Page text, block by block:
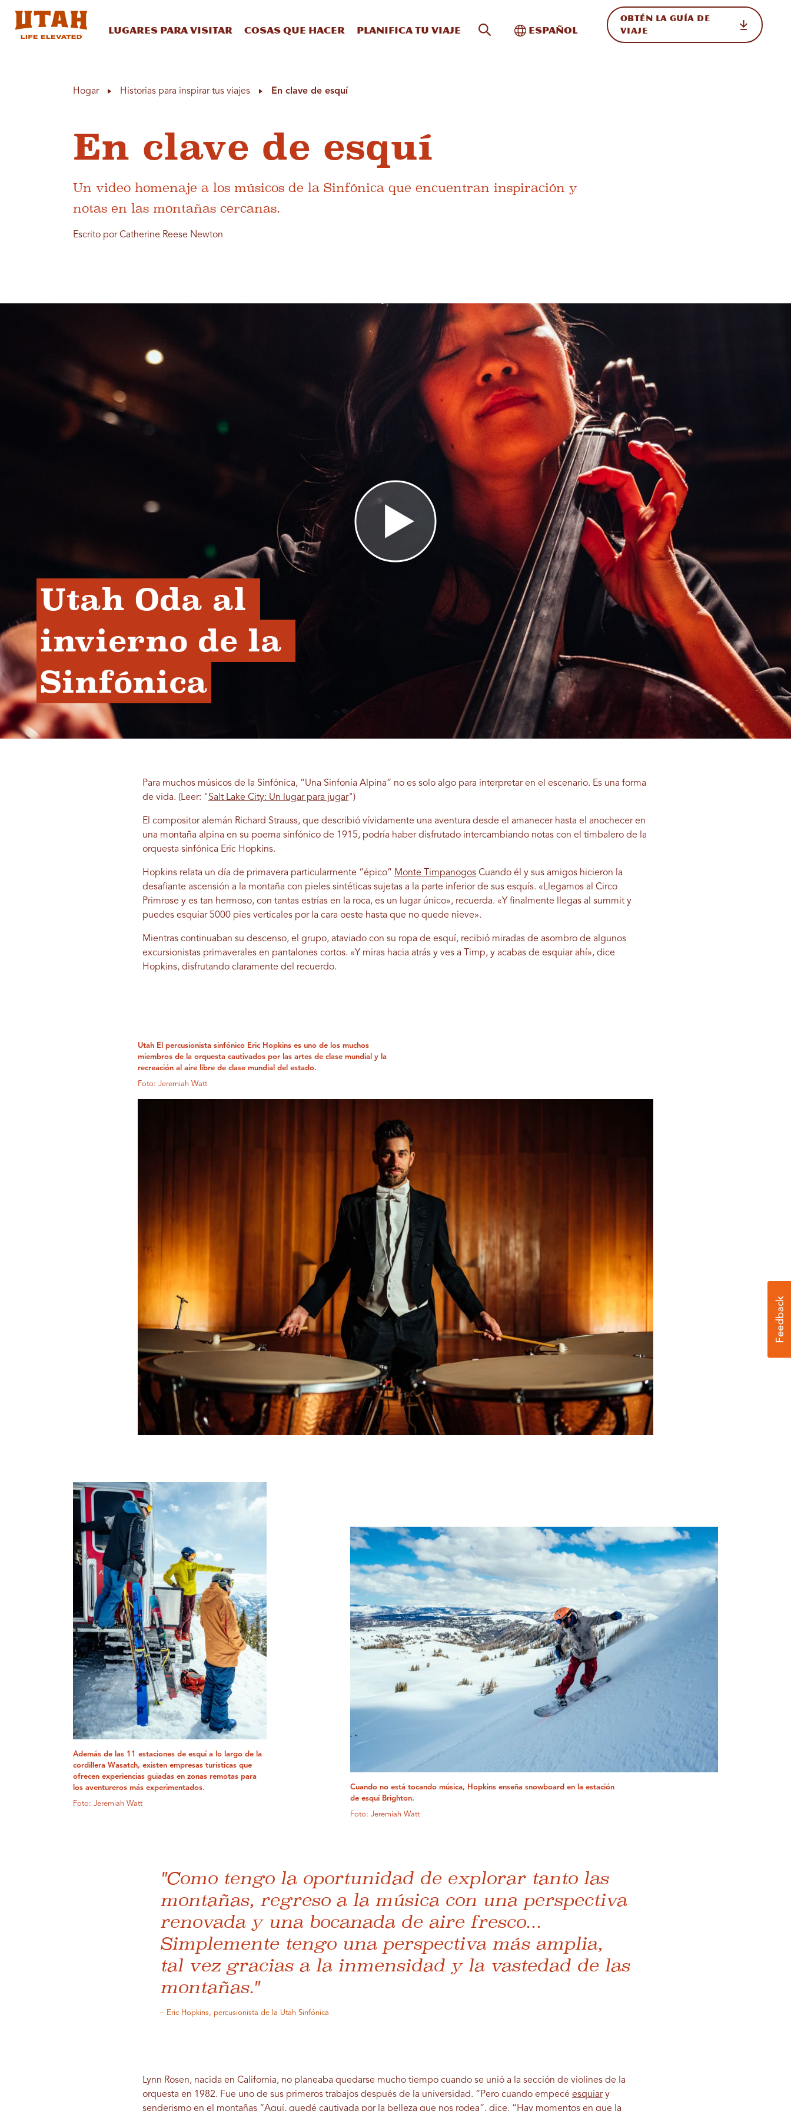
Lugares para visitar Cosas que hacer Planifica tu viaje Búsqueda en el sitio
Alternar Internacional
Español
OBTÉN LA GUÍA DE
VIAJE
Hogar Historias para inspirar tus viajes En clave de esquí
En clave de esquí
Un video homenaje a los músicos de la Sinfónica que encuentran inspiración y
notas en las montañas cercanas.
Escrito por Catherine Reese Newton
Utah Oda al
invierno de la
Sinfónica
Para muchos músicos de la Sinfónica, “Una Sinfonía Alpina” no es solo algo para interpretar en el escenario. Es una forma
de vida. (Leer: "Salt Lake City: Un lugar para jugar")
El compositor alemán Richard Strauss, que describió vívidamente una aventura desde el amanecer hasta el anochecer en
una montaña alpina en su poema sinfónico de 1915, podría haber disfrutado intercambiando notas con el timbalero de la
orquesta sinfónica Eric Hopkins.
Hopkins relata un día de primavera particularmente “épico” Monte TimpanogosCuando él y sus amigos hicieron la
desafiante ascensión a la montaña con pieles sintéticas sujetas a la parte inferior de sus esquís. «Llegamos al Circo
Primrose y es tan hermoso, con tantas estrías en la roca, es un lugar único», recuerda. «Y finalmente llegas al summit y
puedes esquiar 5000 pies verticales por la cara oeste hasta que no quede nieve».
Mientras continuaban su descenso, el grupo, ataviado con su ropa de esquí, recibió miradas de asombro de algunos
excursionistas primaverales en pantalones cortos. «Y miras hacia atrás y ves a Timp, y acabas de esquiar ahí», dice
Hopkins, disfrutando claramente del recuerdo.
Utah El percusionista sinfónico Eric Hopkins es uno de los muchos
miembros de la orquesta cautivados por las artes de clase mundial y la
recreación al aire libre de clase mundial del estado.
Foto: Jeremiah Watt
Además de las 11 estaciones de esquí a lo largo de la
cordillera Wasatch, existen empresas turísticas que
ofrecen experiencias guiadas en zonas remotas para
los aventureros más experimentados.
Foto: Jeremiah Watt
Cuando no está tocando música, Hopkins enseña snowboard en la estación
de esquí Brighton.
Foto: Jeremiah Watt
"Como tengo la oportunidad de explorar tanto las
montañas, regreso a la música con una perspectiva
renovada y una bocanada de aire fresco...
Simplemente tengo una perspectiva más amplia,
tal vez gracias a la inmensidad y la vastedad de las
montañas."
– Eric Hopkins, percusionista de la Utah Sinfónica
Lynn Rosen, nacida en California, no planeaba quedarse mucho tiempo cuando se unió a la sección de violines de la
orquesta en 1982. Fue uno de sus primeros trabajos después de la universidad. “Pero cuando empecé esquiary
senderismoen el montañas“Aquí, quedé cautivada por la belleza que nos rodea”, dice. “Hay momentos en que la